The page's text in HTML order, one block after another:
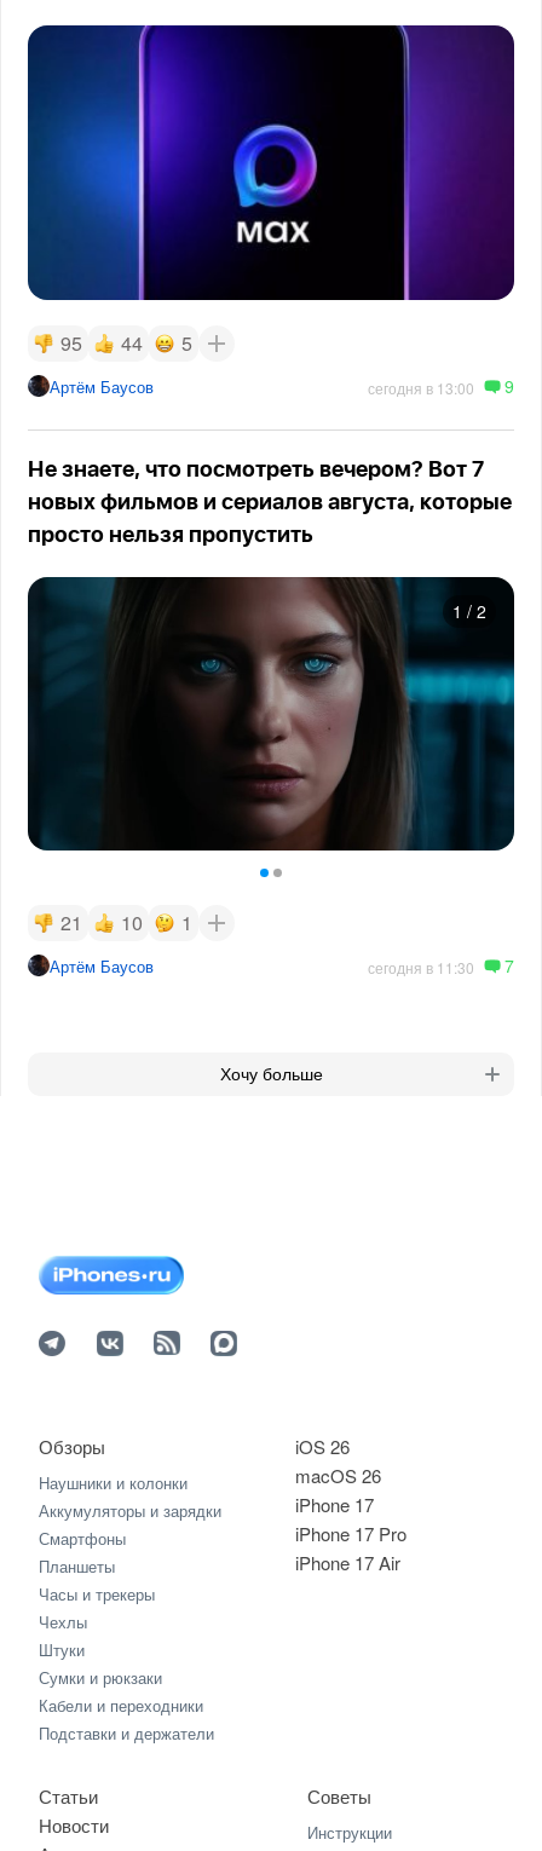
95 44 5
Артём Баусов сегодня в 13:00 9
Не знаете, что посмотреть вечером? Вот 7
новых фильмов и сериалов августа, которые
просто нельзя пропустить
1 / 2
21 10 1
Артём Баусов сегодня в 11:30 7
Хочу больше
iOS 26
macOS 26
iPhone 17
iPhone 17 Pro
iPhone 17 Air
Обзоры
Наушники и колонки
Аккумуляторы и зарядки
Смартфоны
Планшеты
Часы и трекеры
Чехлы
Штуки
Сумки и рюкзаки
Кабели и переходники
Подставки и держатели
Статьи
Новости
Советы
Инструкции